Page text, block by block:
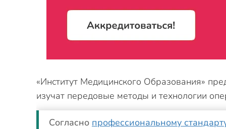
«Институт Медицинского Образования»
изучат передовые методы и технологии
Согласно профессиональному